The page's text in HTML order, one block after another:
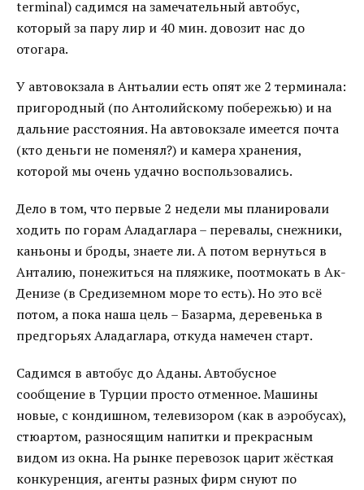
terminal) садимся на замечательный автобус,
который за пару лир и 40 мин. довозит нас до
отогара.
У автовокзала в Антьалии есть опят же 2 терминала:
пригородный (по Антолийскому побережью) и на
дальние расстояния. На автовокзале имеется почта
(кто деньги не поменял?) и камера хранения,
которой мы очень удачно воспользовались.
Дело в том, что первые 2 недели мы планировали
ходить по горам Аладаглара – перевалы, снежники,
каньоны и броды, знаете ли. А потом вернуться в
Анталию, понежиться на пляжике, поотмокать в Ак-
Денизе (в Средиземном море то есть). Но это всё
потом, а пока наша цель – Базарма, деревенька в
предгорьях Аладаглара, откуда намечен старт.
Садимся в автобус до Аданы. Автобусное
сообщение в Турции просто отменное. Машины
новые, с кондишном, телевизором (как в аэробусах),
стюартом, разносящим напитки и прекрасным
видом из окна. На рынке перевозок царит жёсткая
конкуренция, агенты разных фирм снуют по